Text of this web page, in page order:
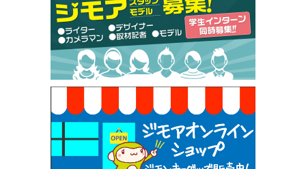
【ジモア限定特典①】まつ毛カール 3,850円→ 2,7
50円（Premiere（プルミエール））
[有効期限]2026年9月30日
焼き餃子 一皿サービス（餃子酒場たっちゃん 西
早稲田店）
[有効期限]2026年9月30日